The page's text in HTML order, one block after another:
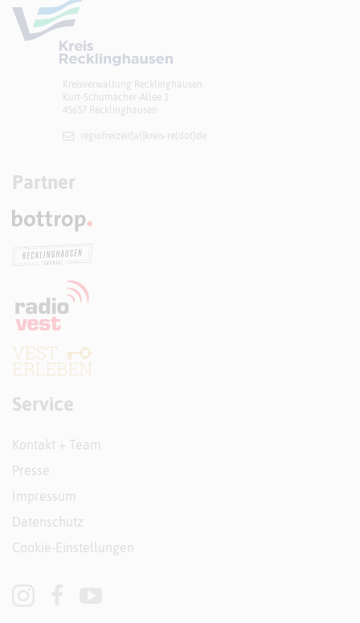
Kreisverwaltung Recklinghausen
Kurt-Schumacher-Allee 1
45657 Recklinghausen
regiofreizeit[at]​kreis-re(dot)de
Partner
Service
Kontakt + Team
Presse
Impressum
Datenschutz
Cookie-Einstellungen